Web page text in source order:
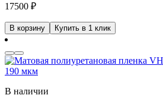
17500 ₽
В корзину Купить в 1 клик
В наличии